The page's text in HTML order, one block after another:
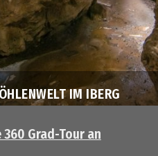
IM IBERG
Grad-Tour an